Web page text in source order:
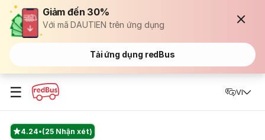
Giảm đến 30%
Với mã DAUTIEN trên ứng dụng
Tải ứng dụng redBus
☰ VI
4.24 (25 Nhận xét)